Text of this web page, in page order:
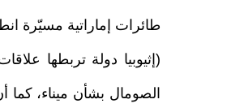
طائرات إماراتية مسيّرة
(إثيوبيا دولة تربطها
الصومال بشأن ميناء، كما